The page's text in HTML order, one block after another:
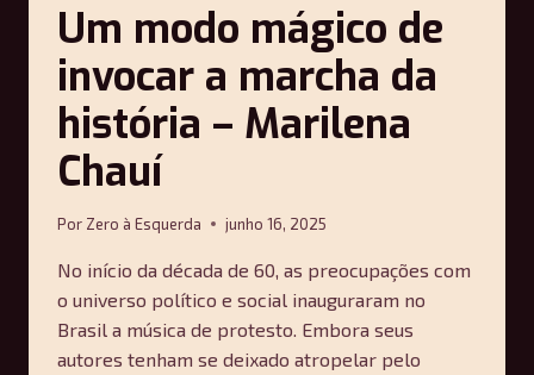
Um modo mágico de
invocar a marcha da
história – Marilena
Chauí
Por Zero à Esquerda junho 16, 2025
No início da década de 60, as preocupações com
o universo político e social inauguraram no
Brasil a música de protesto. Embora seus
autores tenham se deixado atropelar pelo